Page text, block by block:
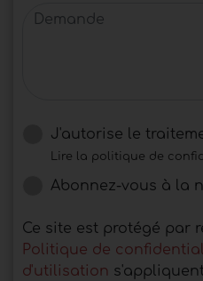
Demande
J'autorise le
Lire la politique de
Abonnez-vous à la
Ce site est protégé par
Politique de
d'utilisation